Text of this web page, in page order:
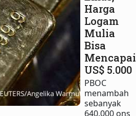
Harga
Logam
Mulia
Bisa
Mencapai
US$ 5.000
PBOC
menambah
sebanyak
640.000 ons